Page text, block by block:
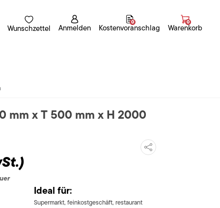
Wunschzettel Anmelden Kostenvoranschlag
0
Warenkorb
0
mm x T 500 mm x H 2000
Ideal für:
Supermarkt, feinkostgeschäft, restaurant